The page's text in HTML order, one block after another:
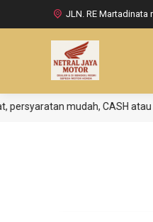
JLN. RE Martadinata no
mudah, CASH atau